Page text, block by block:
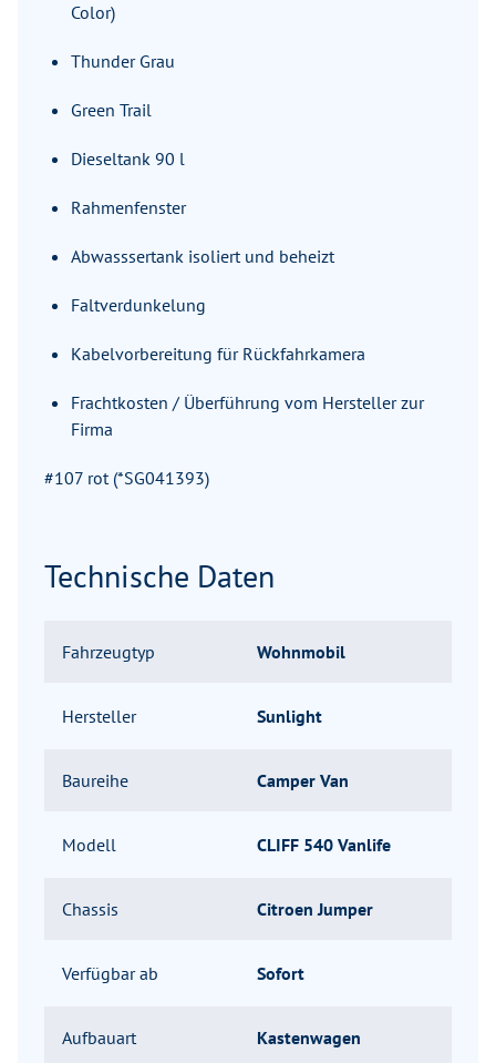
Color)
Thunder Grau
Green Trail
Dieseltank 90 l
Rahmenfenster
Abwasssertank isoliert und beheizt
Faltverdunkelung
Kabelvorbereitung für Rückfahrkamera
Frachtkosten / Überführung vom Hersteller zur
Firma
#107 rot (*SG041393)
Technische Daten
Fahrzeugtyp Wohnmobil
Hersteller Sunlight
Baureihe Camper Van
Modell CLIFF 540 Vanlife
Chassis Citroen Jumper
Verfügbar ab Sofort
Aufbauart Kastenwagen